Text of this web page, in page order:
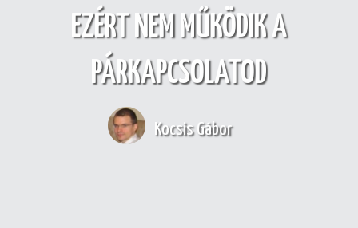
EZÉRT NEM MŰKÖDIK A
PÁRKAPCSOLATOD
Kocsis Gábor